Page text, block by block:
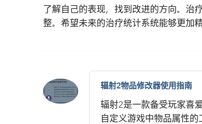
了解自己的表现，找到改进的方向。
整。希望未来的治疗统计系统能够更加
辐射2物品修改器使用指南
辐射2是一款备受玩家喜
自定义游戏中物品属性